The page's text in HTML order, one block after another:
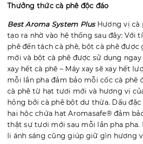
Thưởng thức cà phê độc đáo
Best Aroma System PlusHương vị cà
tạo ra nhờ vào hệ thống sau đây: Với
phê đến tách cà phê, bột cà phê
mới và bột cà phê được sử dụng
xay hết cà phê – Máy xay sẽ xay hết
mỗi lần pha đảm bảo mỗi cốc cà phê
cà phê từ hạt tươi mới và hương vị
hỏng bởi cà phê bột dư thừa. Dấu
hai hộc chứa hạt Aromasafe® đảm
thật sự tươi mới sau mỗi lần pha pha.
li ánh sáng cũng giúp giữ gìn hương